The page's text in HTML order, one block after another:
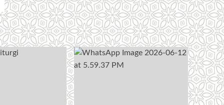
E
R
E
J
A